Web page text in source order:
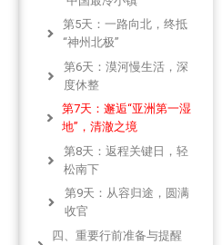
第5天：一路向北，终抵
“神州北极”
第6天：漠河慢生活，深
度休整
第7天：邂逅“亚洲第一湿
地”，清澈之境
第8天：返程关键日，轻
松南下
第9天：从容归途，圆满
收官
四、重要行前准备与提醒